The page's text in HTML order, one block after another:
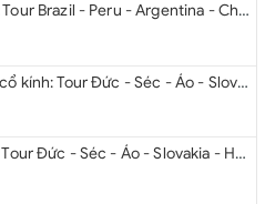
Du Lịch Nam Mỹ: Tour Brazil - Peru - Argentina - Chile 2026
Du lịch Đông Âu cổ kính: Tour Đức - Séc - Áo - Slovakia - Hungary - Ba Lan từ Hà Nội 2026
Du lịch Đông Âu: Tour Đức - Séc - Áo - Slovakia - Hungary từ Hà Nội 2026